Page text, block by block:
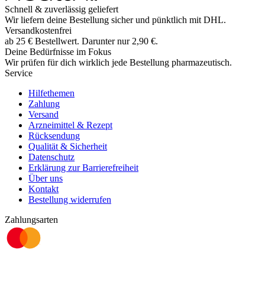
Schnell & zuverlässig geliefert
Wir liefern deine Bestellung sicher und pünktlich mit DHL.
Versandkostenfrei
ab 25 € Bestellwert. Darunter nur 2,90 €.
Deine Bedürfnisse im Fokus
Wir prüfen für dich wirklich jede Bestellung pharmazeutisch.
Service
Hilfethemen
Zahlung
Versand
Arzneimittel & Rezept
Rücksendung
Qualität & Sicherheit
Datenschutz
Erklärung zur Barrierefreiheit
Über uns
Kontakt
Bestellung widerrufen
Zahlungsarten